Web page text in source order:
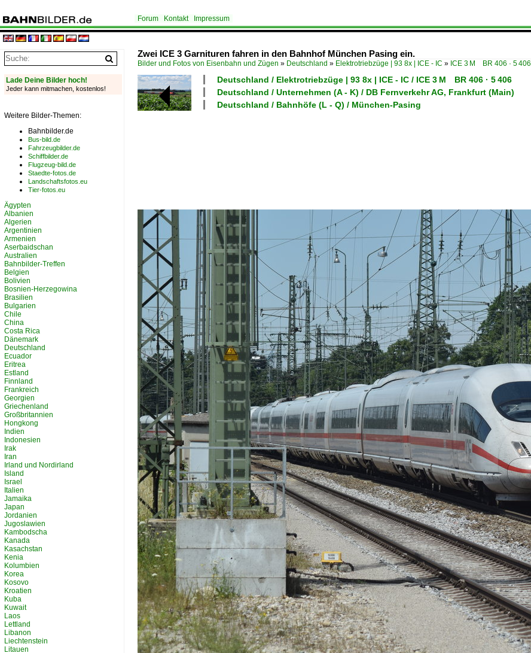
Forum Kontakt Impressum
Zwei ICE 3 Garnituren fahren in den Bahnhof München Pasing ein.
Bilder und Fotos von Eisenbahn und Zügen » Deutschland » Elektrotriebzüge | 93 8x | ICE - IC » ICE 3 M BR 406 · 5 406
Deutschland / Elektrotriebzüge | 93 8x | ICE - IC / ICE 3 M BR 406 · 5 406
Deutschland / Unternehmen (A - K) / DB Fernverkehr AG, Frankfurt (Main)
Deutschland / Bahnhöfe (L - Q) / München-Pasing
Lade Deine Bilder hoch!
Jeder kann mitmachen, kostenlos!
Weitere Bilder-Themen:
Bahnbilder.de
Bus-bild.de
Fahrzeugbilder.de
Schiffbilder.de
Flugzeug-bild.de
Staedte-fotos.de
Landschaftsfotos.eu
Tier-fotos.eu
Ägypten
Albanien
Algerien
Argentinien
Armenien
Aserbaidschan
Australien
Bahnbilder-Treffen
Belgien
Bolivien
Bosnien-Herzegowina
Brasilien
Bulgarien
Chile
China
Costa Rica
Dänemark
Deutschland
Ecuador
Eritrea
Estland
Finnland
Frankreich
Georgien
Griechenland
Großbritannien
Hongkong
Indien
Indonesien
Irak
Iran
Irland und Nordirland
Island
Israel
Italien
Jamaika
Japan
Jordanien
Jugoslawien
Kambodscha
Kanada
Kasachstan
Kenia
Kolumbien
Korea
Kosovo
Kroatien
Kuba
Kuwait
Laos
Lettland
Libanon
Liechtenstein
Litauen